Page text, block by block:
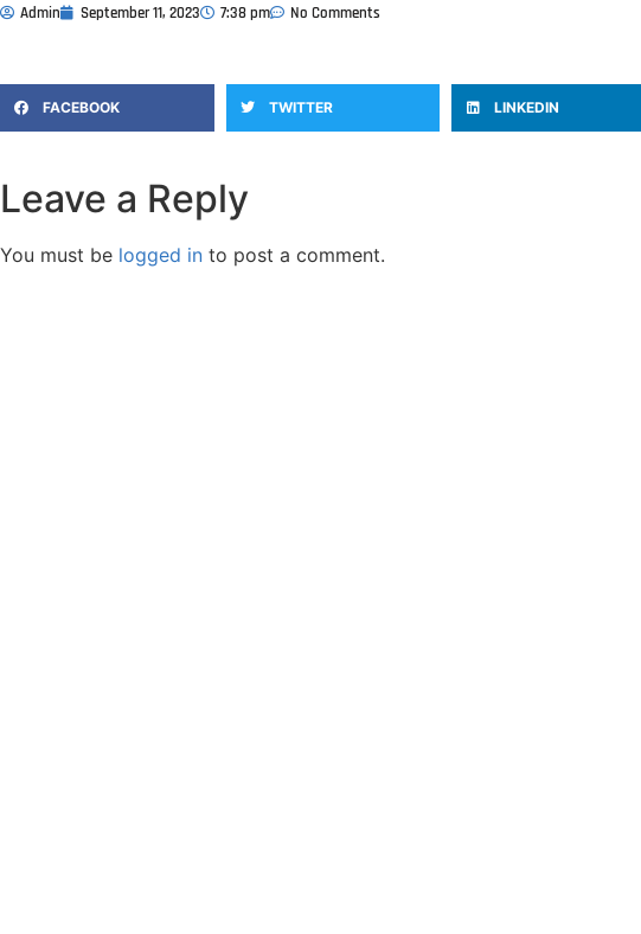
Admin September 11, 2023 7:38 pm No Comments
FACEBOOK TWITTER LINKEDIN
Leave a Reply
You must be logged in to post a comment.